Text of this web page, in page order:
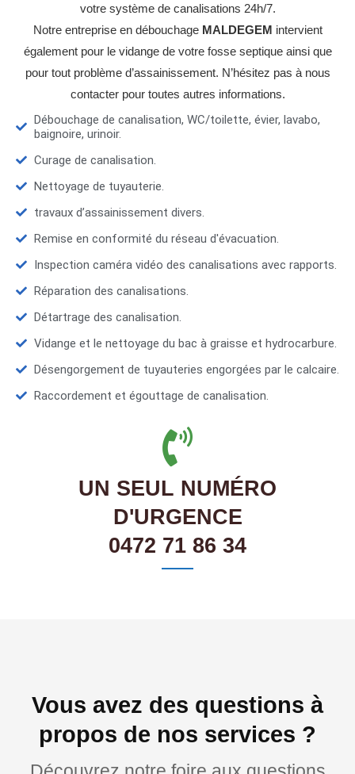
votre système de canalisations 24h/7.
Notre entreprise en débouchage MALDEGEM intervient
également pour le vidange de votre fosse septique ainsi que
pour tout problème d’assainissement. N’hésitez pas à nous
contacter pour toutes autres informations.
Débouchage de canalisation, WC/toilette, évier, lavabo,
baignoire, urinoir.
Curage de canalisation.
Nettoyage de tuyauterie.
travaux d’assainissement divers.
Remise en conformité du réseau d'évacuation.
Inspection caméra vidéo des canalisations avec rapports.
Réparation des canalisations.
Détartrage des canalisation.
Vidange et le nettoyage du bac à graisse et hydrocarbure.
Désengorgement de tuyauteries engorgées par le calcaire.
Raccordement et égouttage de canalisation.
UN SEUL NUMÉRO
D'URGENCE
0472 71 86 34
Vous avez des questions à
propos de nos services ?